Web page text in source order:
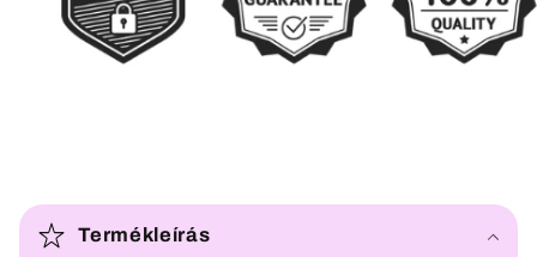
s
Termékleírás